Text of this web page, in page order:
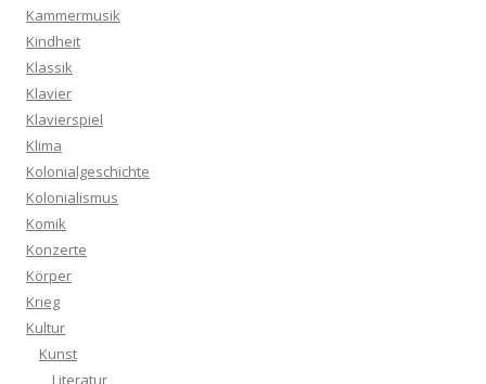
Kammermusik
Kindheit
Klassik
Klavier
Klavierspiel
Klima
Kolonialgeschichte
Kolonialismus
Komik
Konzerte
Körper
Krieg
Kultur
Kunst
Literatur